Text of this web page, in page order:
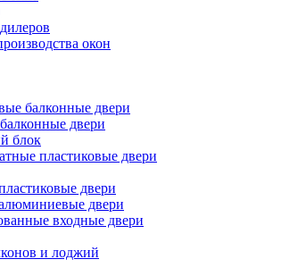
окон
балконные двери
двери
блок
пластиковые двери
двери
двери
входные двери
и лоджий